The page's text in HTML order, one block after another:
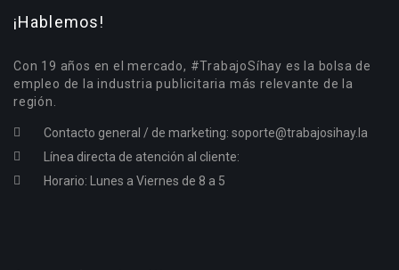
¡Hablemos!
Con 19 años en el mercado, #TrabajoSíhay es la bolsa de
empleo de la industria publicitaria más relevante de la
región.
Contacto general / de marketing: soporte@trabajosihay.la
Línea directa de atención al cliente:
Horario: Lunes a Viernes de 8 a 5